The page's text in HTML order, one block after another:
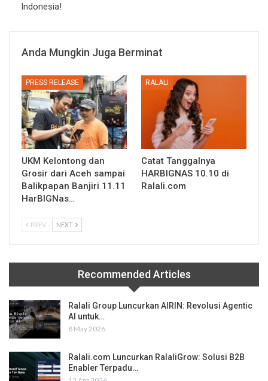
Indonesia!
Anda Mungkin Juga Berminat
PRESS RELEASE
UKM Kelontong dan
Grosir dari Aceh sampai
Balikpapan Banjiri 11.11
HarBIGNas…
RALALI
Catat Tanggalnya
HARBIGNAS 10.10 di
Ralali.com
PREV NEXT
Recommended Articles
Ralali Group Luncurkan AIRIN: Revolusi Agentic
AI untuk…
8 May 2026
Ralali.com Luncurkan RalaliGrow: Solusi B2B
Enabler Terpadu…